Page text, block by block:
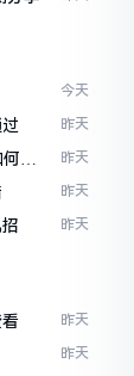
今天
昨天
避
昨天
昨天
昨天
昨天
昨天